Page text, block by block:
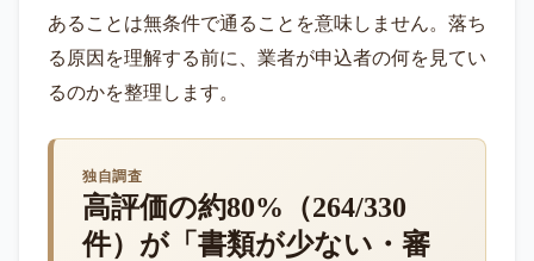
あることは無条件で通ることを意味しません。落ち
る原因を理解する前に、業者が申込者の何を見てい
るのかを整理します。
独自調査
高評価の約80%（264/330
件）が「書類が少ない・審